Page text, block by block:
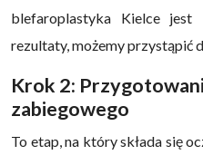
blefaroplastyka Kielce jest
rezultaty, możemy przystąpić
Krok 2:
zabiegowego
To etap, na który składa się